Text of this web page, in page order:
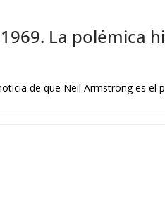
La polémica
de que Neil Armstrong es el